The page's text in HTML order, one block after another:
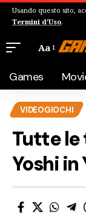
Usando questo sito,
Termini d'Uso.
Aa
Games
VIDEOGIOCHI
Tutte
Yoshi in